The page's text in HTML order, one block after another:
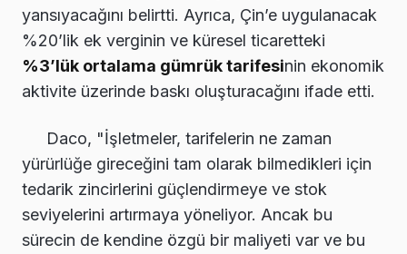
yansıyacağını belirtti. Ayrıca, Çin’e uygulanacak
%20’lik ek verginin ve küresel ticaretteki
%3’lük ortalama gümrük tarifesinin ekonomik
aktivite üzerinde baskı oluşturacağını ifade etti.
Daco, "İşletmeler, tarifelerin ne zaman
yürürlüğe gireceğini tam olarak bilmedikleri için
tedarik zincirlerini güçlendirmeye ve stok
seviyelerini artırmaya yöneliyor. Ancak bu
sürecin de kendine özgü bir maliyeti var ve bu